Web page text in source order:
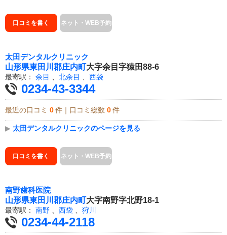
口コミを書く ネット・WEB予約
太田デンタルクリニック
山形県東田川郡庄内町大字余目字猿田88-6
最寄駅： 余目 、 北余目 、 西袋
0234-43-3344
最近の口コミ 0 件｜口コミ総数 0 件
▶ 太田デンタルクリニックのページを見る
口コミを書く ネット・WEB予約
南野歯科医院
山形県東田川郡庄内町大字南野字北野18-1
最寄駅： 南野 西袋 狩川
0234-44-2118